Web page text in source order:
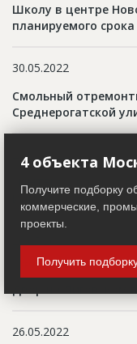
Школу в центре
планируемого срока
30.05.2022
Смольный
Среднерогатской
27.05.2022
«ИНТЕКО» вложит в
Ильинке порядка 8
Городская хроника
26.05.2022
4 объекта
Получите подборку
коммерческие,
проекты.
Получить